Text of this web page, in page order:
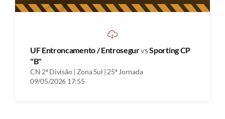
UF Entroncamento / EntrosegurvsSporting CP
"B"
CN 2ª Divisão | Zona Sul | 25ª Jornada
09/05/2026 17:55